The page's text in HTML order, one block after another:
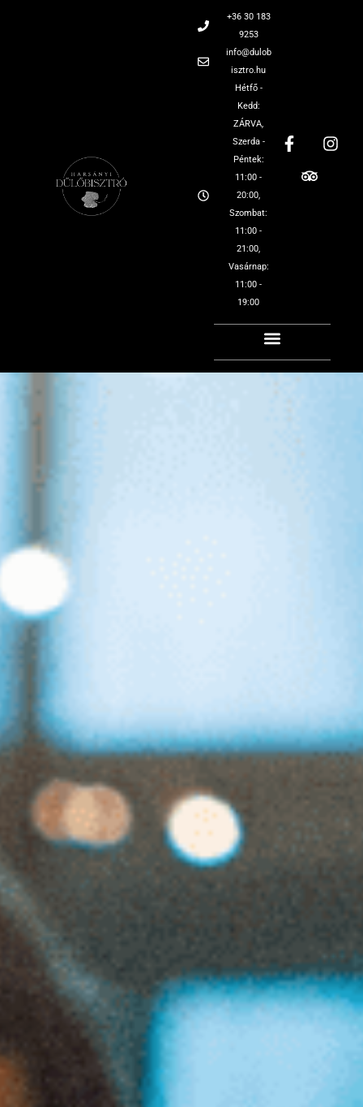
+36 30 183
9253
info@dulob
isztro.hu
Hétfő -
Kedd:
ZÁRVA,
Szerda -
Péntek:
11:00 -
20:00,
Szombat:
11:00 -
21:00,
Vasárnap:
11:00 -
19:00